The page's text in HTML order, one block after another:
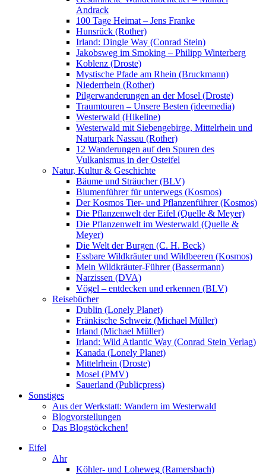
Andrack
100 Tage Heimat – Jens Franke
Hunsrück (Rother)
Irland: Dingle Way (Conrad Stein)
Jakobsweg im Smoking – Philipp Winterberg
Koblenz (Droste)
Mystische Pfade am Rhein (Bruckmann)
Niederrhein (Rother)
Pilgerwanderungen an der Mosel (Droste)
Traumtouren – Unsere Besten (ideemedia)
Westerwald (Hikeline)
Westerwald mit Siebengebirge, Mittelrhein und
Naturpark Nassau (Rother)
12 Wanderungen auf den Spuren des
Vulkanismus in der Osteifel
Natur, Kultur & Geschichte
Bäume und Sträucher (BLV)
Blumenführer für unterwegs (Kosmos)
Der Kosmos Tier- und Pflanzenführer (Kosmos)
Die Pflanzenwelt der Eifel (Quelle & Meyer)
Die Pflanzenwelt im Westerwald (Quelle &
Meyer)
Die Welt der Burgen (C. H. Beck)
Essbare Wildkräuter und Wildbeeren (Kosmos)
Mein Wildkräuter-Führer (Bassermann)
Narzissen (DVA)
Vögel – entdecken und erkennen (BLV)
Reisebücher
Dublin (Lonely Planet)
Fränkische Schweiz (Michael Müller)
Irland (Michael Müller)
Irland: Wild Atlantic Way (Conrad Stein Verlag)
Kanada (Lonely Planet)
Mittelrhein (Droste)
Mosel (PMV)
Sauerland (Publicpress)
Sonstiges
Aus der Werkstatt: Wandern im Westerwald
Blogvorstellungen
Das Blogstöckchen!
Eifel
Ahr
Köhler- und Loheweg (Ramersbach)